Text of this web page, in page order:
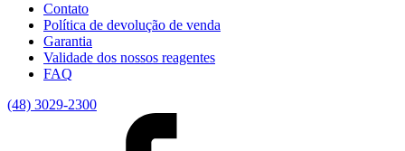
Contato
Política de devolução de venda
Garantia
Validade dos nossos reagentes
FAQ
(48) 3029-2300